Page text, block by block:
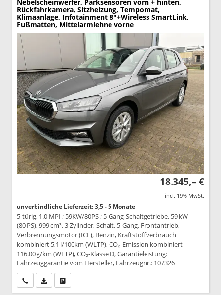
Nebelscheinwerfer, Parksensoren vorn + hinten,
Rückfahrkamera, Sitzheizung, Tempomat,
Klimaanlage, Infotainment 8"+Wireless SmartLink,
Fußmatten, Mittelarmlehne vorne
18.345,– €
incl. 19% MwSt.
unverbindliche Lieferzeit: 3,5 - 5 Monate
5-türig, 1.0 MPI ; 59KW/80PS ; 5-Gang-Schaltgetriebe, 59 kW
(80 PS), 999 cm³, 3 Zylinder, Schalt. 5-Gang, Frontantrieb,
Verbrennungsmotor (ICE), Benzin, Kraftstoffverbrauch
kombiniert 5,1 l/100km (WLTP), CO₂-Emission kombiniert
116.00 g/km (WLTP), CO₂-Klasse D, Garantieleistung:
Fahrzeuggarantie vom Hersteller, Fahrzeugnr.: 107326
Wir rufen Sie anPDF-Datei, Fahrzeugexposé drucken